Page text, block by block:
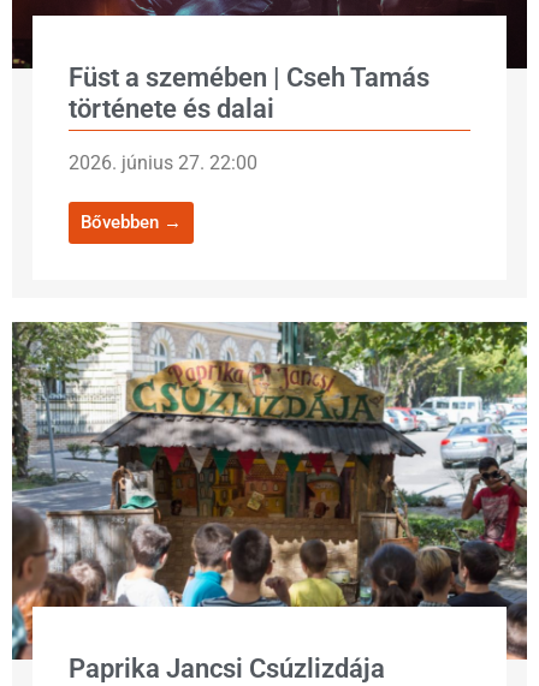
Füst a szemében | Cseh Tamás
története és dalai
2026. június 27. 22:00
Bővebben →
Paprika Jancsi Csúzlizdája